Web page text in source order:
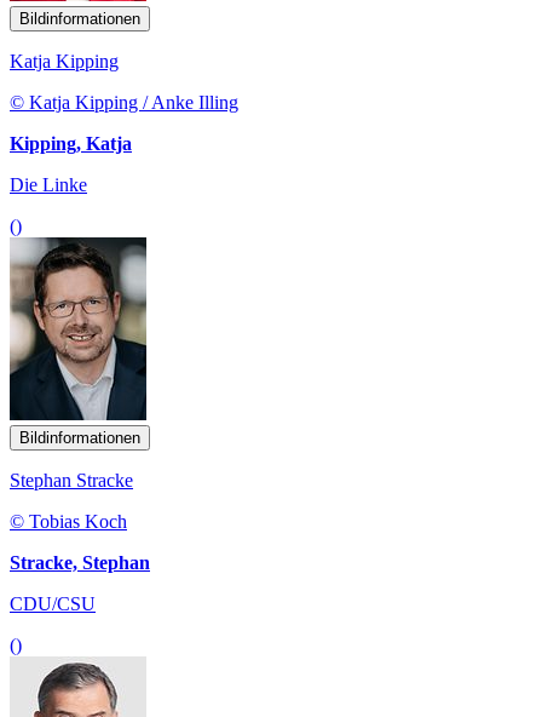
Bildinformationen
Katja Kipping
© Katja Kipping / Anke Illing
Kipping, Katja
Die Linke
()
Bildinformationen
Stephan Stracke
© Tobias Koch
Stracke, Stephan
CDU/CSU
()